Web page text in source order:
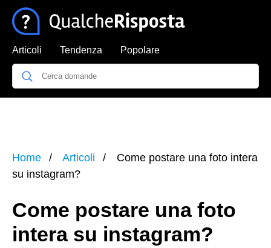
Articoli Tendenza Popolare
Home Articoli
Come postare una foto intera
su instagram?
Come postare una foto
intera su instagram?